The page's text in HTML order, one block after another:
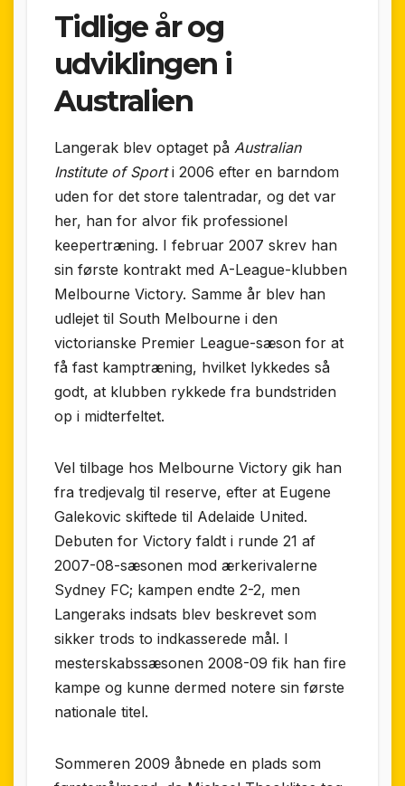
Tidlige år og
udviklingen i
Australien
Langerak blev optaget på Australian
Institute of Sporti 2006 efter en barndom
uden for det store talentradar, og det var
her, han for alvor fik professionel
keepertræning. I februar 2007 skrev han
sin første kontrakt med A-League-klubben
Melbourne Victory. Samme år blev han
udlejet til South Melbourne i den
victorianske Premier League-sæson for at
få fast kamptræning, hvilket lykkedes så
godt, at klubben rykkede fra bundstriden
op i midterfeltet.
Vel tilbage hos Melbourne Victory gik han
fra tredjevalg til reserve, efter at Eugene
Galekovic skiftede til Adelaide United.
Debuten for Victory faldt i runde 21 af
2007-08-sæsonen mod ærkerivalerne
Sydney FC; kampen endte 2-2, men
Langeraks indsats blev beskrevet som
sikker trods to indkasserede mål. I
mesterskabssæsonen 2008-09 fik han fire
kampe og kunne dermed notere sin første
nationale titel.
Sommeren 2009 åbnede en plads som